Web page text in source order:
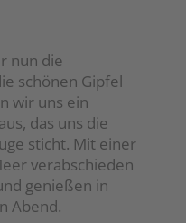
nun die
schönen Gipfel
wir uns ein
das uns die
sticht. Mit einer
verabschieden
genießen in
Abend.